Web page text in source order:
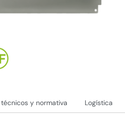
y normativa Logística